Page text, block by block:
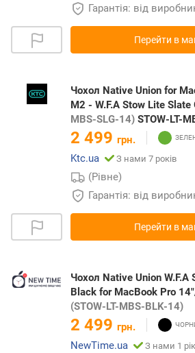
Гарантія: від
Перейти в
Чохол Native Union for
M2 - W.F.A Stow Lite Slate
MBS-SLG-14) STOW-LT-
2 499 грн.
Ktc.ua
З нами 7 років
(Рівне)
Гарантія: від
Перейти в
Чохол Native Union W.F.A
Black for MacBook Pro
(STOW-LT-MBS-BLK-14)
2 499 грн.
NewTime.ua
З нами 1 рік